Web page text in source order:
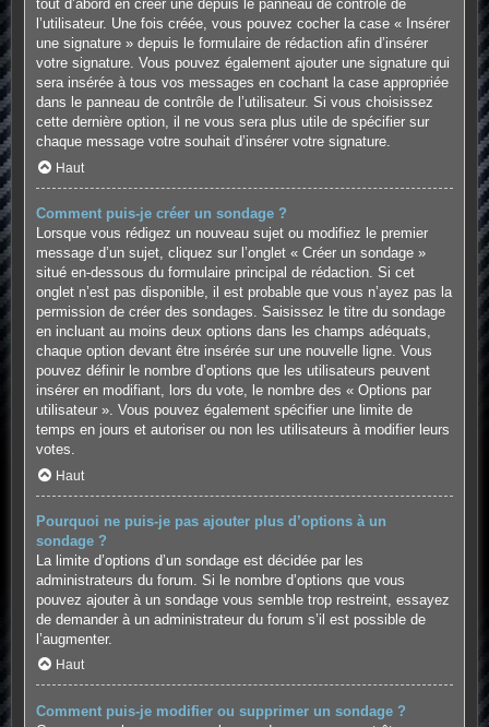
tout d’abord en créer une depuis le panneau de contrôle de
l’utilisateur. Une fois créée, vous pouvez cocher la case « Insérer
une signature » depuis le formulaire de rédaction afin d’insérer
votre signature. Vous pouvez également ajouter une signature qui
sera insérée à tous vos messages en cochant la case appropriée
dans le panneau de contrôle de l’utilisateur. Si vous choisissez
cette dernière option, il ne vous sera plus utile de spécifier sur
chaque message votre souhait d’insérer votre signature.
Haut
Comment puis-je créer un sondage ?
Lorsque vous rédigez un nouveau sujet ou modifiez le premier
message d’un sujet, cliquez sur l’onglet « Créer un sondage »
situé en-dessous du formulaire principal de rédaction. Si cet
onglet n’est pas disponible, il est probable que vous n’ayez pas la
permission de créer des sondages. Saisissez le titre du sondage
en incluant au moins deux options dans les champs adéquats,
chaque option devant être insérée sur une nouvelle ligne. Vous
pouvez définir le nombre d’options que les utilisateurs peuvent
insérer en modifiant, lors du vote, le nombre des « Options par
utilisateur ». Vous pouvez également spécifier une limite de
temps en jours et autoriser ou non les utilisateurs à modifier leurs
votes.
Haut
Pourquoi ne puis-je pas ajouter plus d’options à un
sondage ?
La limite d’options d’un sondage est décidée par les
administrateurs du forum. Si le nombre d’options que vous
pouvez ajouter à un sondage vous semble trop restreint, essayez
de demander à un administrateur du forum s’il est possible de
l’augmenter.
Haut
Comment puis-je modifier ou supprimer un sondage ?